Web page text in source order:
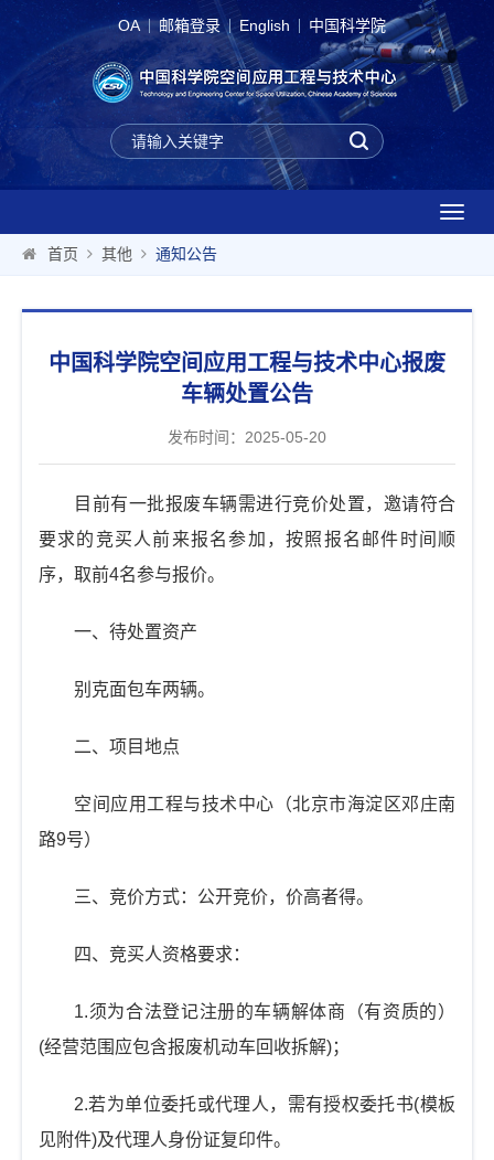
OA 邮箱登录 English 中国科学院
T
o
l
t
i
首页 其他 通知公告
中国科学院空间应用工程与技术中心报废
车辆处置公告
发布时间：2025-05-20
目前有一批报废车辆需进行竞价处置，邀请符合
要求的竞买人前来报名参加，按照报名邮件时间顺
序，取前4名参与报价。
一、待处置资产
别克面包车两辆。
二、项目地点
空间应用工程与技术中心（北京市海淀区邓庄南
路9号）
三、竞价方式：公开竞价，价高者得。
四、竞买人资格要求：
1.须为合法登记注册的车辆解体商（有资质的）
(经营范围应包含报废机动车回收拆解)；
2.若为单位委托或代理人，需有授权委托书(模板
见附件)及代理人身份证复印件。